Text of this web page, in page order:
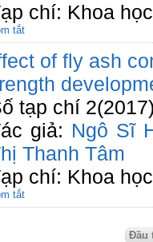
chí: Khoa
tắt
of fly ash
tạp chí
giả: Ngô Sĩ
Thanh Tâm
chí: Khoa
tắt
Đầu